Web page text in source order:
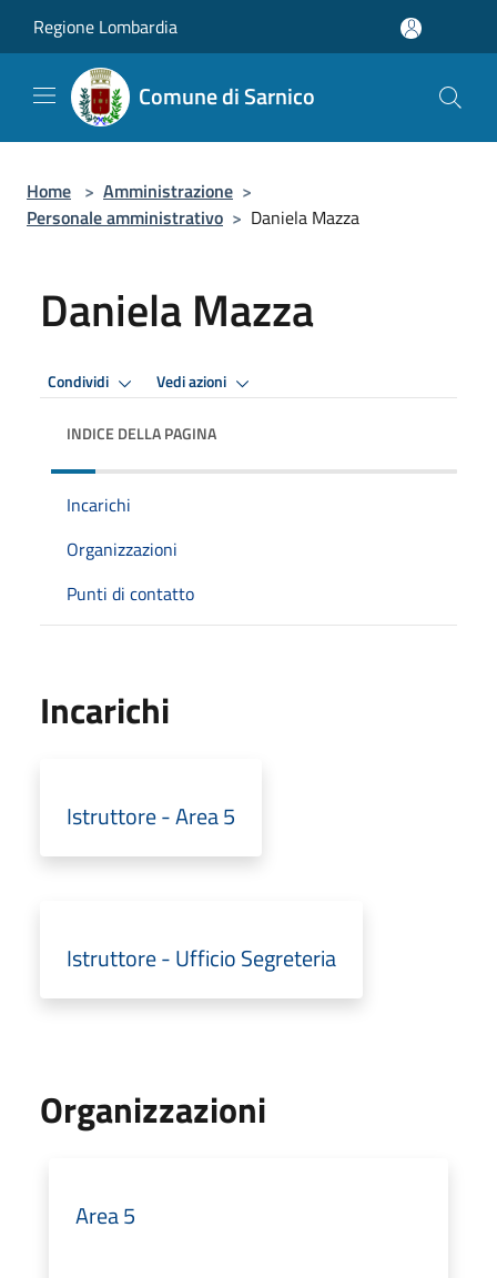
Regione Lombardia
Comune di Sarnico
Home > Amministrazione >
Personale amministrativo > Daniela Mazza
Daniela Mazza
Condividi Vedi azioni
INDICE DELLA PAGINA
Incarichi
Organizzazioni
Punti di contatto
Incarichi
Istruttore - Area 5
Istruttore - Ufficio Segreteria
Organizzazioni
Area 5